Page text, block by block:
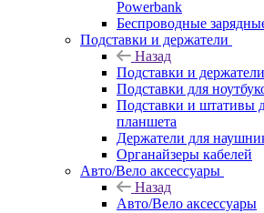
Powerbank
Беспроводные
Подставки и держатели
Назад
Подставки и держатели
Подставки для
Подставки и штативы
планшета
Держатели для
Органайзеры кабелей
Авто/Вело аксессуары
Назад
Авто/Вело аксессуары